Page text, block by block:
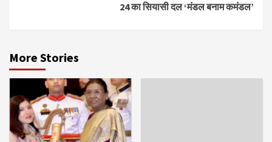
24 का सियासी दल ‘मंडल बनाम कमंडल’
More Stories